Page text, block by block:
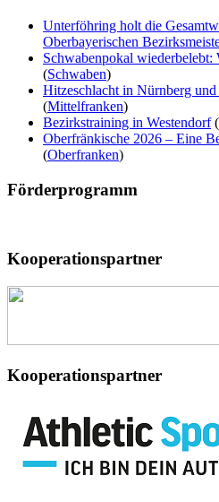
Unterföhring holt die
Oberbayerischen
Schwabenpokal wiederbelebt:
(Schwaben)
Hitzeschlacht in Nürnberg
(Mittelfranken)
Bezirkstraining in Westendorf (
Oberfränkische 2026 – Eine
(Oberfranken)
Förderprogramm
Kooperationspartner
Kooperationspartner